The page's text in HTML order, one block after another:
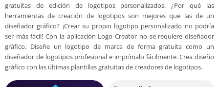
gratuitas de edición de logotipos personalizados. ¿Por qué las
herramientas de creación de logotipos son mejores que las de un
diseñador gráfico? ¡Crear su propio logotipo personalizado no podría
ser más fácil! Con la aplicación Logo Creator no se requiere diseñador
gráfico. Diseñe un logotipo de marca de forma gratuita como un
diseñador de logotipos profesional e imprímalo fácilmente. Crea diseño
gráfico con las últimas plantillas gratuitas de creadores de logotipos.